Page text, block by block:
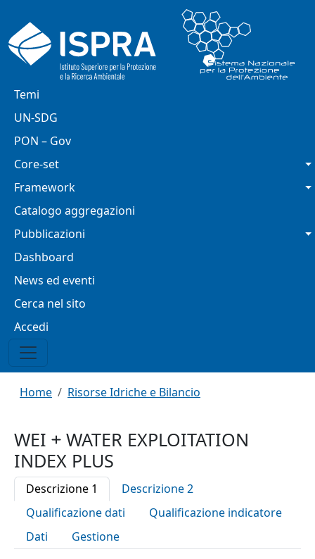
Navigazione principale
Temi
UN-SDG
PON – Gov
Core-set
Framework
Catalogo aggregazioni
Pubblicazioni
Dashboard
News ed eventi
Cerca nel sito
Menu profilo utente
Accedi
Briciole di pane
Home Risorse Idriche e Bilancio
WEI
WATER EXPLOITATION
INDEX PLUS
Descrizione 1
Descrizione 2
Qualificazione dati
Qualificazione indicatore
Dati
Gestione